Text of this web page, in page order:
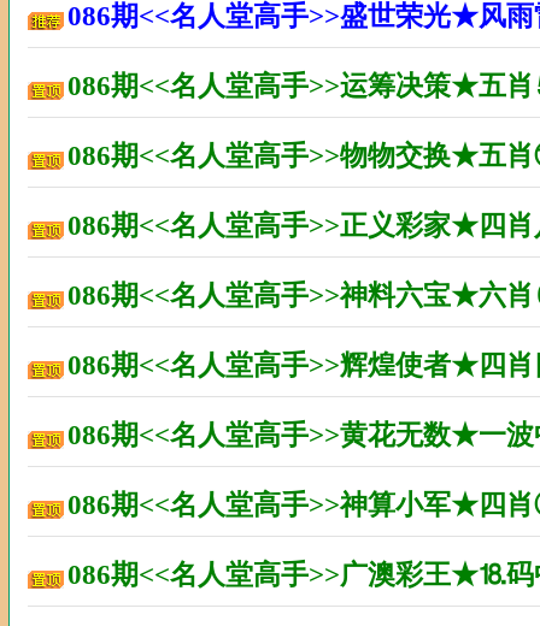
086期<<名人堂高手>>盛世荣光★风
086期<<名人堂高手>>运筹决策★五
086期<<名人堂高手>>物物交换★五
086期<<名人堂高手>>正义彩家★四
086期<<名人堂高手>>神料六宝★六
086期<<名人堂高手>>辉煌使者★四
086期<<名人堂高手>>黄花无数★一
086期<<名人堂高手>>神算小军★四
086期<<名人堂高手>>广澳彩王★⒙